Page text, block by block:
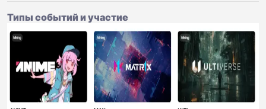
Типы событий и участие